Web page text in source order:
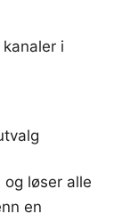
i
løser alle
en